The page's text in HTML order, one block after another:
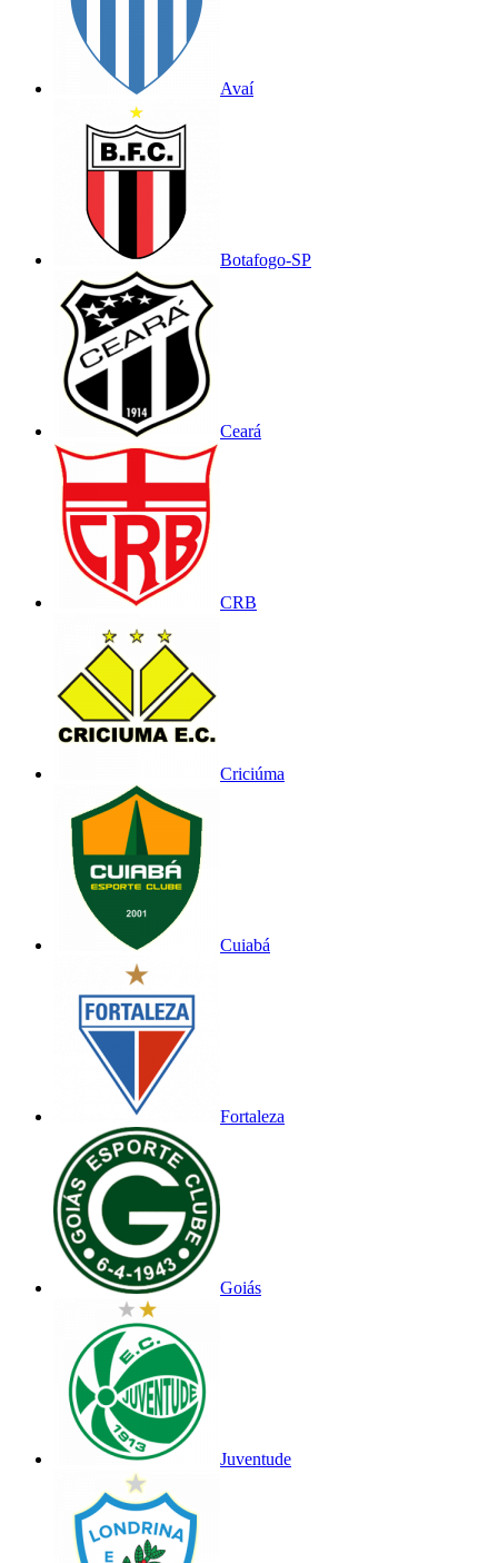
Avaí
Botafogo-SP
Ceará
CRB
Criciúma
Cuiabá
Fortaleza
Goiás
Juventude